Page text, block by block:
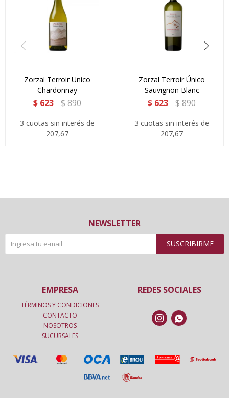
Zorzal Terroir Unico
Chardonnay
$ 623 $890
3 cuotas sin interés de
207,67
Zorzal Terroir Único
Sauvignon Blanc
$ 623 $890
3 cuotas sin interés de
207,67
NEWSLETTER
SUSCRIBIRME
REDES SOCIALES
 
EMPRESA
TÉRMINOS Y CONDICIONES
CONTACTO
NOSOTROS
SUCURSALES